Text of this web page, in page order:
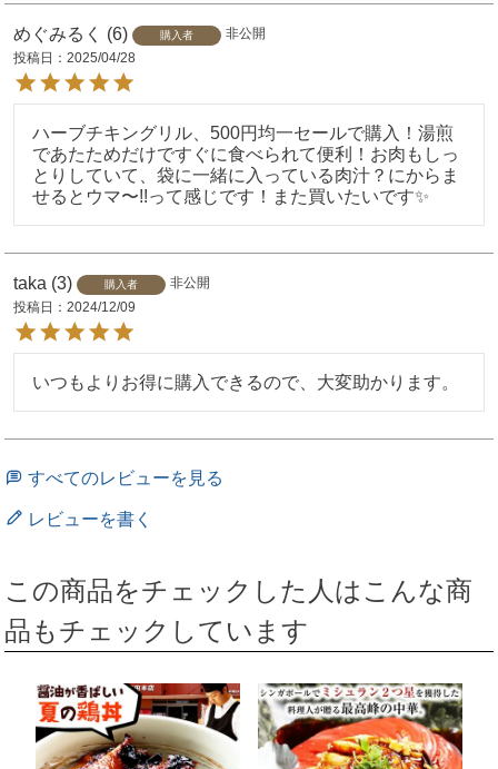
めぐみるく 6 購入者
非公開
投稿日
2025/04/28
ハーブチキングリル、500円均一セールで購入！湯煎
であたためだけですぐに食べられて便利！お肉もしっ
とりしていて、袋に一緒に入っている肉汁？にからま
せるとウマ〜!!って感じです！また買いたいです✨
taka 3 購入者
非公開
投稿日
2024/12/09
いつもよりお得に購入できるので、大変助かります。
すべてのレビューを見る
レビューを書く
この商品をチェックした人はこんな商
品もチェックしています